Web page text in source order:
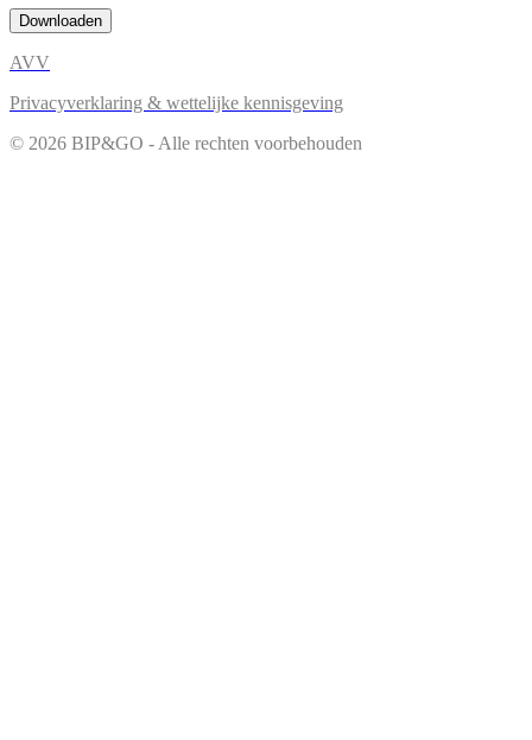
Downloaden
AVV
Privacyverklaring & wettelijke kennisgeving
© 2026 BIP&GO - Alle rechten voorbehouden